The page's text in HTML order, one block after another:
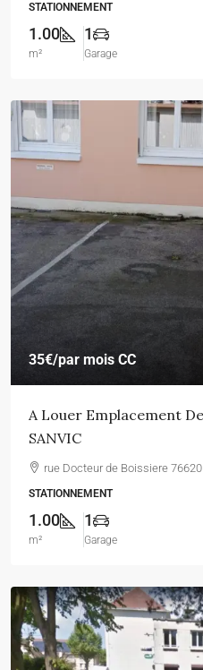
STATIONNEMENT
1.00
m²
1
Garage
35€/par mois CC
A Louer Emplacement
SANVIC
rue Docteur de Boissiere
STATIONNEMENT
1.00
m²
1
Garage